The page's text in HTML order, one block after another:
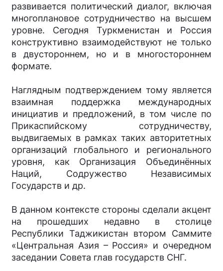
развивается политический диалог, включая
многоплановое сотрудничество на высшем
уровне. Сегодня Туркменистан и Россия
конструктивно взаимодействуют не только
в двустороннем, но и в многостороннем
формате.
Наглядным подтверждением тому является
взаимная поддержка международных
инициатив и предложений, в том числе по
Прикаспийскому сотрудничеству,
выдвигаемых в рамках таких авторитетных
организаций глобального и регионального
уровня, как Организация Объединённых
Наций, Содружество Независимых
Государств и др.
В данном контексте стороны сделали акцент
на прошедших недавно в столице
Республики Таджикистан втором Саммите
«Центральная Азия – Россия» и очередном
заседании Совета глав государств СНГ.